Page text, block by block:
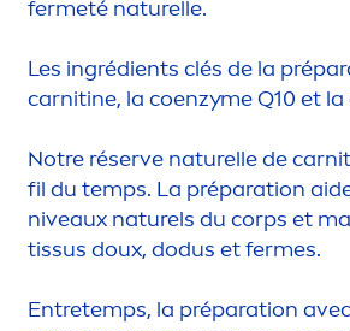
fermeté naturelle.
Les ingrédients clés de la
carnitine, la coenzyme Q10 et la
Notre réserve naturelle de
fil du temps. La préparation
niveaux naturels du corps et
tissus doux, dodus et fermes.
Entretemps, la préparation